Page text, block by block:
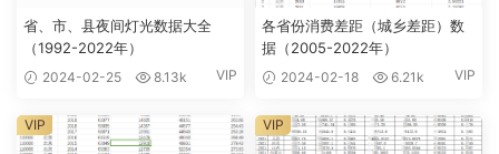
省、市、县夜间灯光数据大全
（1992-2022年）
2024-02-25 8.13k VIP
各省份消费差距（城乡差距）数
据（2005-2022年）
2024-02-18 6.21k VIP
VIP VIP